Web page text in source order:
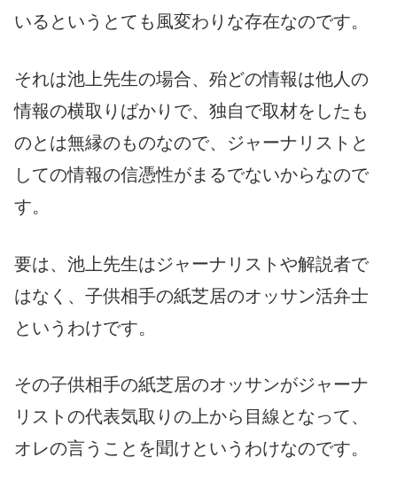
いるというとても風変わりな存在なのです。
それは池上先生の場合、殆どの情報は他人の
情報の横取りばかりで、独自で取材をしたも
のとは無縁のものなので、ジャーナリストと
しての情報の信憑性がまるでないからなので
す。
要は、池上先生はジャーナリストや解説者で
はなく、子供相手の紙芝居のオッサン活弁士
というわけです。
その子供相手の紙芝居のオッサンがジャーナ
リストの代表気取りの上から目線となって、
オレの言うことを聞けというわけなのです。